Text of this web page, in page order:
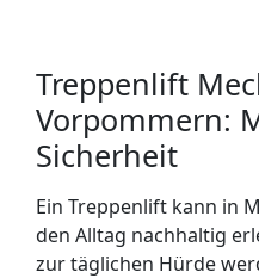
Treppenlift
Vorpommern:
Sicherheit
Ein Treppenlift kann in
den Alltag nachhaltig
zur täglichen Hürde